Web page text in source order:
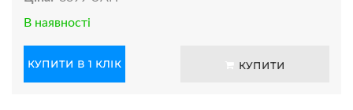
В наявності
КУПИТИ В 1 КЛІК КУПИТИ